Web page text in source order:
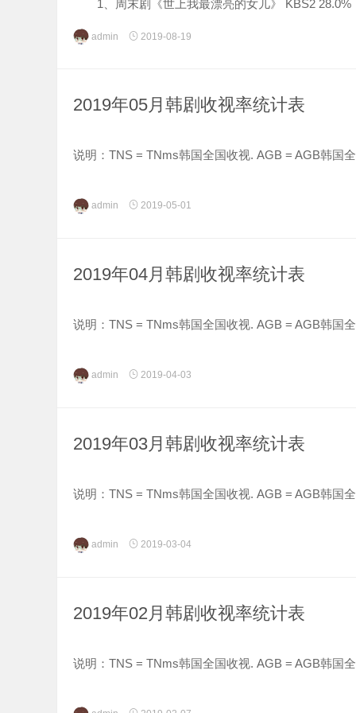
1、周末剧《世上我最漂亮的女儿》 KBS2 28.0%
3、日日剧《...
admin 2019-08-19
2019年05月韩剧收视率统计表
说明：TNS = TNms韩国全国收视. AGB = AGB韩国
admin 2019-05-01
2019年04月韩剧收视率统计表
说明：TNS = TNms韩国全国收视. AGB = AGB韩国
admin 2019-04-03
2019年03月韩剧收视率统计表
说明：TNS = TNms韩国全国收视. AGB = AGB韩国
admin 2019-03-04
2019年02月韩剧收视率统计表
说明：TNS = TNms韩国全国收视. AGB = AGB韩国